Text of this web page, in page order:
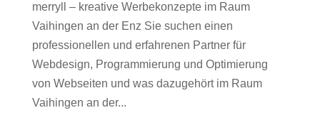
merryll – kreative Werbekonzepte im Raum
Vaihingen an der Enz Sie suchen einen
professionellen und erfahrenen Partner für
Webdesign, Programmierung und Optimierung
von Webseiten und was dazugehört im Raum
Vaihingen an der...